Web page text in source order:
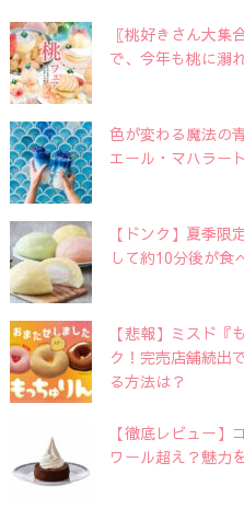
〖桃好きさん大集
で、今年も桃に溺
色が変わる魔法の
エール・マハラー
【ドンク】夏季限
して約10分後が食
【悲報】ミスド『
ク！完売店舗続出
る方法は？
【徹底レビュー】
ワール超え？魅力